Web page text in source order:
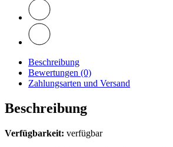
Beschreibung
Bewertungen (0)
Zahlungsarten und Versand
Beschreibung
Verfügbarkeit: verfügbar